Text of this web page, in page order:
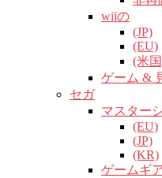
wiiの
(JP)
(EU)
(米
ゲーム &
セガ
マスター
(EU)
(JP)
(KR)
ゲームギ